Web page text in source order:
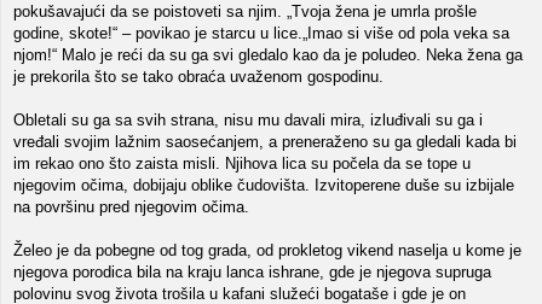
pokušavajući da se poistoveti sa njim. „Tvoja žena je umrla prošle
godine, skote!“ – povikao je starcu u lice.„Imao si više od pola veka sa
njom!“ Malo je reći da su ga svi gledalo kao da je poludeo. Neka žena ga
je prekorila što se tako obraća uvaženom gospodinu.
Obletali su ga sa svih strana, nisu mu davali mira, izluđivali su ga i
vređali svojim lažnim saosećanjem, a preneraženo su ga gledali kada bi
im rekao ono što zaista misli. Njihova lica su počela da se tope u
njegovim očima, dobijaju oblike čudovišta. Izvitoperene duše su izbijale
na površinu pred njegovim očima.
Želeo je da pobegne od tog grada, od prokletog vikend naselja u kome je
njegova porodica bila na kraju lanca ishrane, gde je njegova supruga
polovinu svog života trošila u kafani služeći bogataše i gde je on